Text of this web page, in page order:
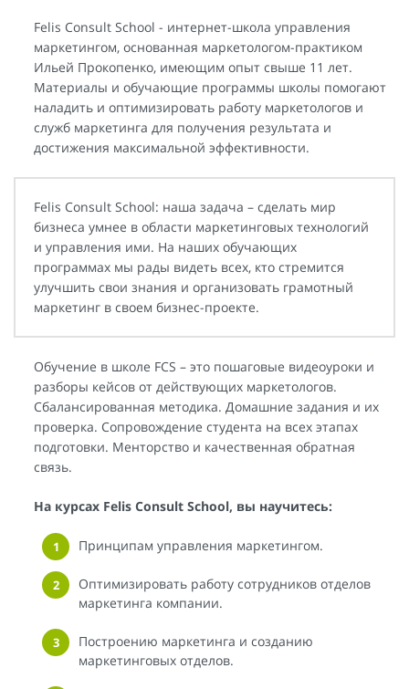
Felis Consult School - интернет-школа управления
маркетингом, основанная маркетологом-практиком
Ильей Прокопенко, имеющим опыт свыше 11 лет.
Материалы и обучающие программы школы помогают
наладить и оптимизировать работу маркетологов и
служб маркетинга для получения результата и
достижения максимальной эффективности.
Felis Consult School: наша задача – сделать мир
бизнеса умнее в области маркетинговых технологий
и управления ими. На наших обучающих
программах мы рады видеть всех, кто стремится
улучшить свои знания и организовать грамотный
маркетинг в своем бизнес-проекте.
Обучение в школе FCS – это пошаговые видеоуроки и
разборы кейсов от действующих маркетологов.
Сбалансированная методика. Домашние задания и их
проверка. Сопровождение студента на всех этапах
подготовки. Менторство и качественная обратная
связь.
На курсах Felis Consult School, вы научитесь:
Принципам управления маркетингом.
Оптимизировать работу сотрудников отделов
маркетинга компании.
Построению маркетинга и созданию
маркетинговых отделов.